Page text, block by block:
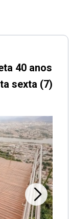
40 anos
sexta (7)